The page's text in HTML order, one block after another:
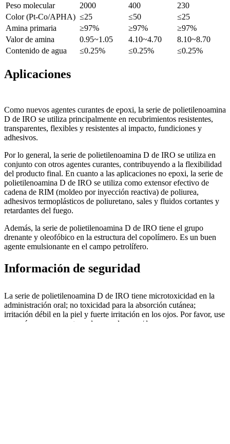
Peso molecular
2000 400
230
Color (Pt-Co/APHA) ≤25 ≤50
≤25
Amina primaria
≥97% ≥97%
≥97%
Valor de amina
0.95~1.05 4.10~4.70
8.10~8.70
Contenido de agua
≤0.25% ≤0.25% ≤0.25%
Aplicaciones
Como nuevos agentes curantes de epoxi, la serie de polietilenoamina
D de IRO se utiliza principalmente en recubrimientos resistentes,
transparentes, flexibles y resistentes al impacto, fundiciones y
adhesivos.
Por lo general, la serie de polietilenoamina D de IRO se utiliza en
conjunto con otros agentes curantes, contribuyendo a la flexibilidad
del producto final. En cuanto a las aplicaciones no epoxi, la serie de
polietilenoamina D de IRO se utiliza como extensor efectivo de
cadena de RIM (moldeo por inyección reactiva) de poliurea,
adhesivos termoplásticos de poliuretano, sales y fluidos cortantes y
retardantes del fuego.
Además, la serie de polietilenoamina D de IRO tiene el grupo
drenante y oleofóbico en la estructura del copolímero. Es un buen
agente emulsionante en el campo petrolífero.
Información de seguridad
La serie de polietilenoamina D de IRO tiene microtoxicidad en la
administración oral; no toxicidad para la absorción cutánea;
irritación débil en la piel y fuerte irritación en los ojos. Por favor, use
una máscara para proteger la cara al cargar/descargar.